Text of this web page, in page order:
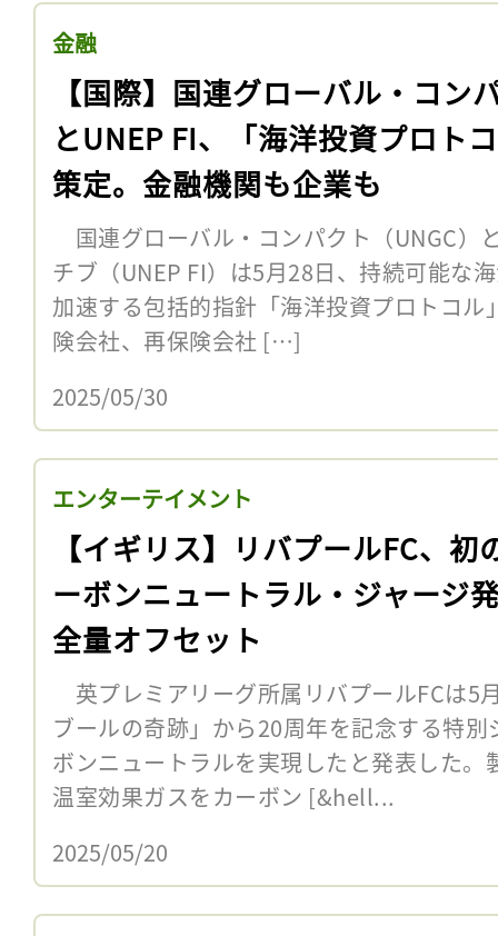
金融
【国際】国連グローバル・コン
とUNEP FI、「海洋投資プロト
策定。金融機関も企業も
国連グローバル・コンパクト（UNGC）
チブ（UNEP FI）は5月28日、持続可能な
加速する包括的指針「海洋投資プロトコ
険会社、再保険会社 […]
2025/05/30
エンターテイメント
【イギリス】リバプールFC、初
ーボンニュートラル・ジャージ
全量オフセット
英プレミアリーグ所属リバプールFCは5
ブールの奇跡」から20周年を記念する特
ボンニュートラルを実現したと発表した
温室効果ガスをカーボン [&hell...
2025/05/20